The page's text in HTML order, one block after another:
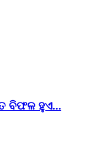
ବିଫଳ ହୁଏ...